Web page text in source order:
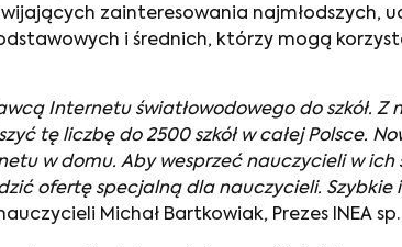
zainteresowania najmłodszych,
i średnich, którzy mogą
Internetu światłowodowego do szkół.
tę liczbę do 2500 szkół w całej Polsce.
w domu. Aby wesprzeć nauczycieli w
ofertę specjalną dla nauczycieli.
Michał Bartkowiak, Prezes INEA sp.